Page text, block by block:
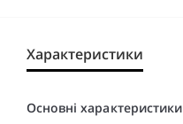
Характеристики
Основні характеристики